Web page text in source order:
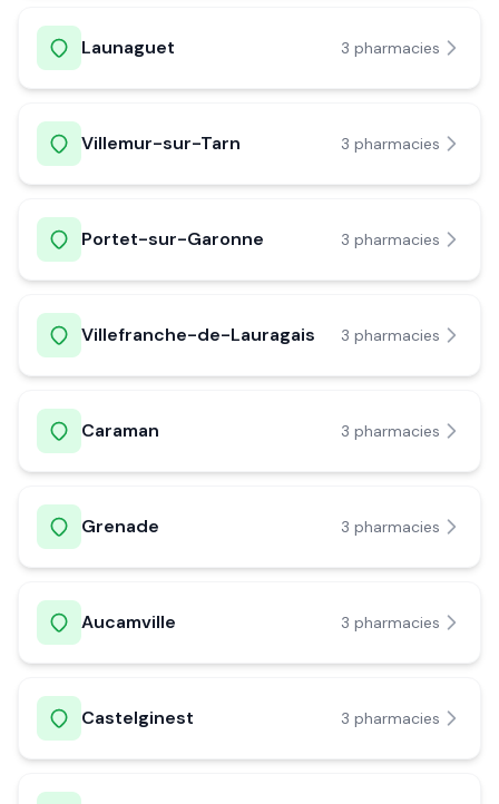
Launaguet 3 pharmacies
Villemur-sur-Tarn 3 pharmacies
Portet-sur-Garonne 3 pharmacies
Villefranche-de-Lauragais 3 pharmacies
Caraman 3 pharmacies
Grenade 3 pharmacies
Aucamville 3 pharmacies
Castelginest 3 pharmacies